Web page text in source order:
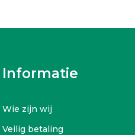
Informatie
Wie zijn wij
Veilig betaling